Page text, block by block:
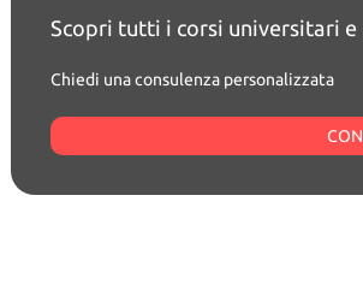
Scopri tutti i corsi universitari
Chiedi una consulenza personalizzata
Sede Accreditata UNISTRA
CHIUSURA ISCRIZIONI 30 luglio